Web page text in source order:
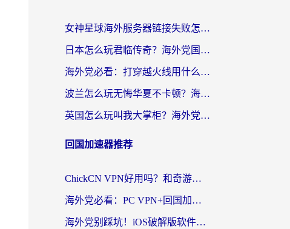
女神星球海外服务器链接失败怎么解决？海外党国服游戏加速避坑指南
日本怎么玩君临传奇？海外党国服游戏加速避坑指南（附菲律宾欧洲玩家实测）
海外党必看：打穿越火线用什么加速器？解决延迟卡顿，还能玩奇妙拼图世界和第五人格
波兰怎么玩无悔华夏不卡顿？海外国服游戏加速器终极指南（附征途2萤火突击解决方案）
英国怎么玩叫我大掌柜？海外党国服游戏加速避坑指南（附实测推荐）
回国加速器推荐
ChickCN VPN好用吗？和奇游手游VPN对比哪个回国效果更好？海外党亲测实用指南
海外党必看：PC VPN+回国加速器怎么选？无缝访问国内资源全攻略
海外党别踩坑！iOS破解版软件不可靠？教你选对回国加速器无缝看国内资源